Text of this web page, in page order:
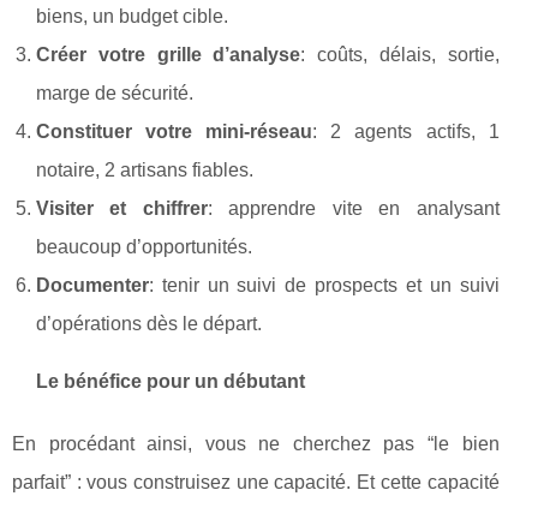
biens, un budget cible.
Créer votre grille d’analyse: coûts, délais, sortie,
marge de sécurité.
Constituer votre mini‑réseau: 2 agents actifs, 1
notaire, 2 artisans fiables.
Visiter et chiffrer: apprendre vite en analysant
beaucoup d’opportunités.
Documenter: tenir un suivi de prospects et un suivi
d’opérations dès le départ.
Le bénéfice pour un débutant
En procédant ainsi, vous ne cherchez pas “le bien
parfait” : vous construisez une capacité. Et cette capacité